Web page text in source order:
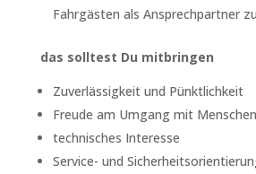
Fahrgästen als Ansprechpartner
das solltest Du mitbringen
Zuverlässigkeit und Pünktlichkeit
Freude am Umgang mit Menschen
technisches Interesse
Service- und